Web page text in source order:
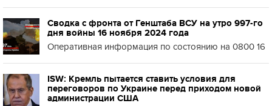
Сводка с фронта от Генштаба ВСУ на утро 997-го
дня войны 16 ноября 2024 года
Оперативная информация по состоянию на 0800 16
ISW: Кремль пытается ставить условия для
переговоров по Украине перед приходом новой
администрации США